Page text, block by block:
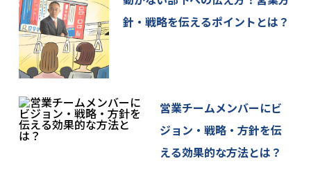
を定め、従業者全員に周知・徹底と啓発・教育を図
るとともに、その遵守状況の監査を定期的に実施い
たします。
また、ご本人の個人情報を保護するために必要な安
全管理措置の維持・向上に努めてまいります。
6. 個人情報の開示・訂正・利用停止等の手続
ご本人が、当社が保有するご自身の個人情報の、利
す)、内容の訂正、追加又は削除、利用の停止、消去
針・戦略を伝えるポイントとは？
営業チームメンバーにビ
ジョン・戦略・方針を伝
える効果的な方法とは？